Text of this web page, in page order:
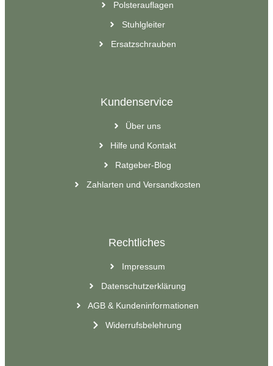
Polsterauflagen
Stuhlgleiter
Ersatzschrauben
Kundenservice
Über uns
Hilfe und Kontakt
Ratgeber-Blog
Zahlarten und Versandkosten
Rechtliches
Impressum
Datenschutzerklärung
AGB & Kundeninformationen
Widerrufsbelehrung